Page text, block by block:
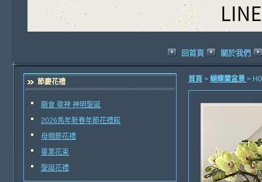
回首頁 關於我們
節慶花禮
廟會 敬神 神明聖誕
2026馬年新春年節花禮館
母親節花禮
畢業花束
聖誕花禮
首頁 > 蝴蝶蘭盆景 >